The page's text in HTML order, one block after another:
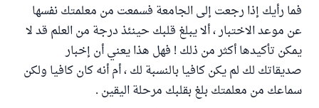
فما رأيك إذا رجعت إلى الجامعة فسمعت من معلمتك نفسها
عن موعد الاختبار ، ألا يبلغ قلبك حينئذ درجة من العلم قد لا
يمكن تأكيدها أكثر من ذلك ! فهل هذا يعني أن إخبار
صديقاتك لك لم يكن كافيا بالنسبة لك ، أم أنه كان كافيا ولكن
سماعك من معلمتك بلغ بقلبك مرحلة اليقين .